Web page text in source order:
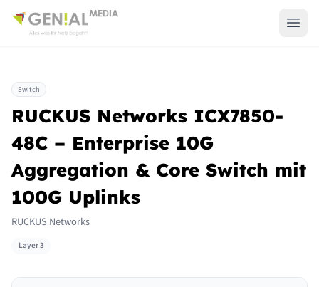
Switch
RUCKUS Networks ICX7850-
48C – Enterprise 10G
Aggregation & Core Switch mit
100G Uplinks
RUCKUS Networks
Layer 3